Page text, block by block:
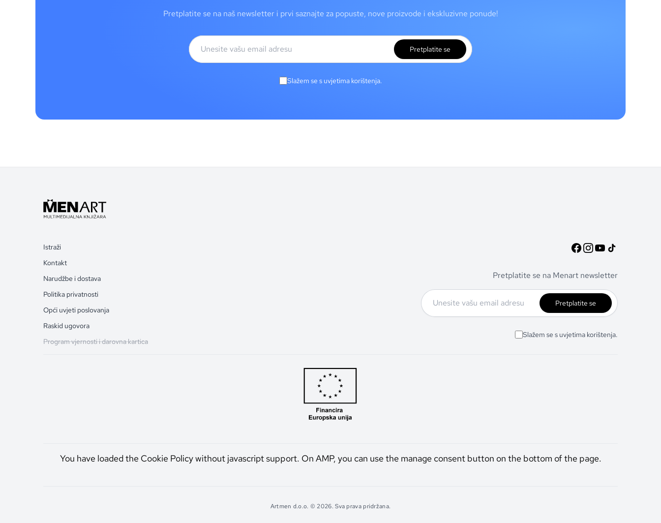
Pretplatite se na naš newsletter i prvi saznajte za popuste, nove proizvode i ekskluzivne ponude!
Pretplatite se
Slažem se s uvjetima korištenja.
Istraži
Kontakt
Narudžbe i dostava
Politika privatnosti
Opći uvjeti poslovanja
Raskid ugovora
Program vjernosti i darovna kartica
Pretplatite se na Menart newsletter
Pretplatite se
Slažem se s uvjetima korištenja.
You have loaded the Cookie Policy without javascript support. On AMP, you can use the manage consent button on the bottom of the page.
Artmen d.o.o. © 2026. Sva prava pridržana.